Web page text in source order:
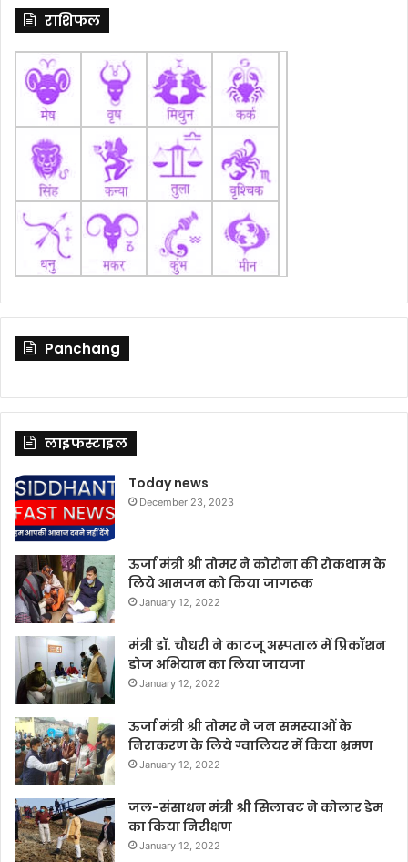
राशिफल
Panchang
लाइफस्टाइल
Today news
December 23, 2023
ऊर्जा मंत्री श्री तोमर ने कोरोना की रोकथाम के
लिये आमजन को किया जागरूक
January 12, 2022
मंत्री डॉ. चौधरी ने काटजू अस्पताल में प्रिकॉशन
डोज अभियान का लिया जायजा
January 12, 2022
ऊर्जा मंत्री श्री तोमर ने जन समस्याओं के
निराकरण के लिये ग्वालियर में किया भ्रमण
January 12, 2022
जल-संसाधन मंत्री श्री सिलावट ने कोलार डेम
का किया निरीक्षण
January 12, 2022